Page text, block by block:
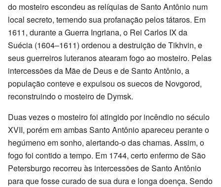
do mosteiro escondeu as relíquias de Santo Antônio num
local secreto, temendo sua profanação pelos tátaros. Em
1611, durante a Guerra Ingriana, o Rei Carlos IX da
Suécia (1604–1611) ordenou a destruição de Tikhvin, e
seus guerreiros luteranos atearam fogo ao mosteiro. Pelas
intercessões da Mãe de Deus e de Santo Antônio, a
população conteve e expulsou os suecos de Novgorod,
reconstruindo o mosteiro de Dymsk.
Duas vezes o mosteiro foi atingido por incêndio no século
XVII, porém em ambas Santo Antônio apareceu perante o
hegúmeno em sonho, alertando-o das chamas. Assim, o
fogo foi contido a tempo. Em 1744, certo enfermo de São
Petersburgo recorreu às intercessões de Santo Antônio
para que fosse curado de sua dura e longa doença. Sendo